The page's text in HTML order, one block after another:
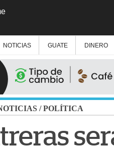
NOTICIAS GUATE DINERO
/POLÍTICA